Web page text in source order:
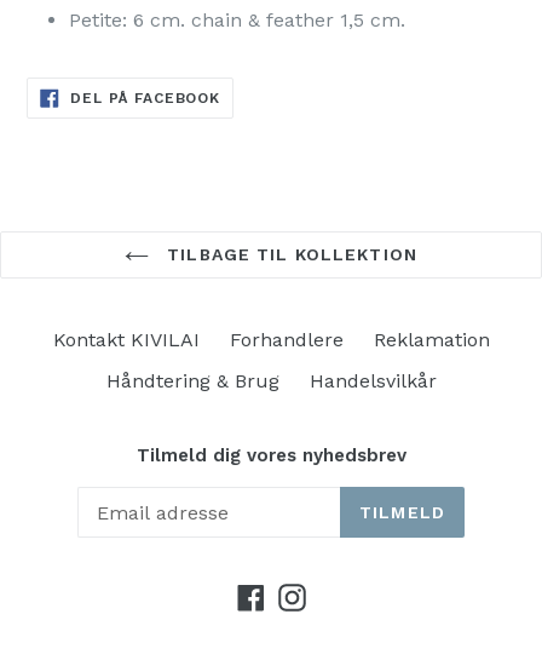
Petite: 6 cm. chain & feather 1,5 cm.
DEL PÅ FACEBOOK
TILBAGE TIL KOLLEKTION
Kontakt KIVILAI Forhandlere
Reklamation
Håndtering & Brug
Handelsvilkår
Tilmeld dig vores nyhedsbrev
TILMELD
FacebookInstagram